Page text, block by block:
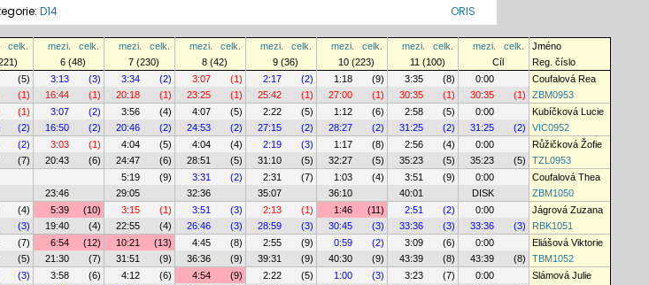
D14 ORIS
celk. mezi. celk. mezi. celk. mezi. celk. mezi. celk. mezi. celk. mezi. celk. mezi. celk.
Jméno
6 (48) 7 (230) 8 (42) 9 (36) 10 (223) 11 (100) Cíl
Reg. číslo
(5) 3:13 (3) 3:34 (2) 3:07 (1) 2:17 (2) 1:18 (9) 3:35 (8) 0:00
Coufalová Rea
(1) 16:44 (1) 20:18 (1) 23:25 (1) 25:42 (1) 27:00 (1) 30:35 (1) 30:35 (1)
ZBM0953
(1) 3:07 (2) 3:56 (4) 4:07 (5) 2:22 (5) 1:12 (6) 2:58 (5) 0:00
Kubíčková Lucie
(2) 16:50 (2) 20:46 (2) 24:53 (2) 27:15 (2) 28:27 (2) 31:25 (2) 31:25 (2)
VIC0952
(2) 3:03 (1) 4:04 (5) 4:04 (4) 2:19 (3) 1:17 (8) 2:56 (4) 0:00
Růžičková Žofie
(7) 20:43 (6) 24:47 (6) 28:51 (5) 31:10 (5) 32:27 (5) 35:23 (5) 35:23 (5)
TZL0953
5:19 (9) 3:31 (2) 2:31 (7) 1:03 (4) 3:51 (9) 0:00
Coufalová Thea
23:46 29:05 32:36 35:07 36:10 40:01 DISK
ZBM1050
(4) 5:39 (10) 3:15 (1) 3:51 (3) 2:13 (1) 1:46 (11) 2:51 (2) 0:00
Jágrová Zuzana
(3) 19:40 (4) 22:55 (4) 26:46 (3) 28:59 (3) 30:45 (3) 33:36 (3) 33:36 (3)
RBK1051
(7) 6:54 (12) 10:21 (13) 4:45 (8) 2:55 (9) 0:59 (2) 3:09 (6) 0:00
Eliášová Viktorie
(5) 21:30 (7) 31:51 (9) 36:36 (9) 39:31 (9) 40:30 (9) 43:39 (8) 43:39 (8)
TBM1052
(3) 3:58 (6) 4:12 (6) 4:54 (9) 2:22 (5) 1:00 (3) 3:23 (7) 0:00
Slámová Julie